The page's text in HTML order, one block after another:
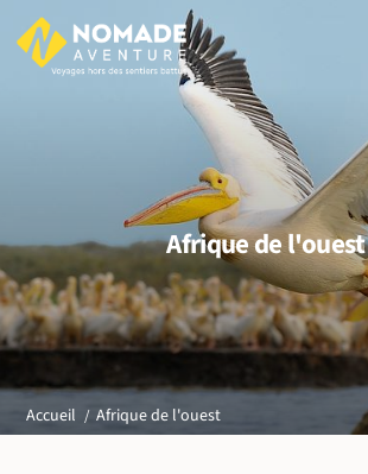
Afrique de l'ouest
Accueil Afrique de l'ouest